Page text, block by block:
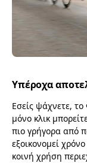
Υπέροχα
Εσείς ψάχνετε,
μόνο κλικ
πιο γρήγορα από
εξοικονομεί
κοινή χρήση